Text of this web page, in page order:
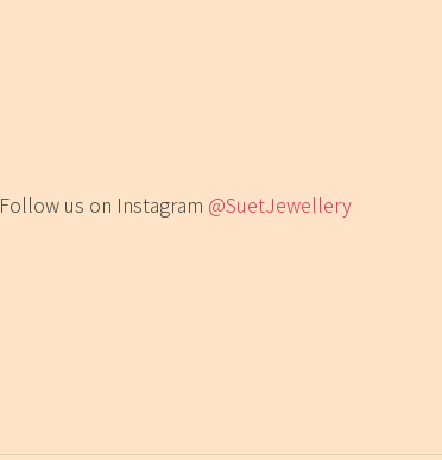
Follow us on Instagram @SuetJewellery